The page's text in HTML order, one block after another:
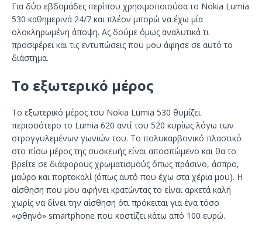
Για δύο εβδομάδες περίπου χρησιμοποιούσα το Nokia Lumia
530 καθημερινά 24/7 και πλέον μπορώ να έχω μία
ολοκληρωμένη άποψη. Ας δούμε όμως αναλυτικά τι
προσφέρει και τις εντυπώσεις που μου άφησε σε αυτό το
διάστημα.
Το εξωτερικό μέρος
Το εξωτερικό μέρος του Nokia Lumia 530 θυμίζει
περισσότερο το Lumia 620 αντί του 520 κυρίως λόγω των
στρογγυλεμένων γωνιών του. Το πολυκαρβονικό πλαστικό
στο πίσω μέρος της συσκευής είναι αποσπώμενο και θα το
βρείτε σε διάφορους χρωματισμούς όπως πράσινο, άσπρο,
μαύρο και πορτοκαλί (όπως αυτό που έχω στα χέρια μου). Η
αίσθηση που μου αφήνει κρατώντας το είναι αρκετά καλή
χωρίς να δίνει την αίσθηση ότι πρόκειται για ένα τόσο
«φθηνό» smartphone που κοστίζει κάτω από 100 ευρώ.